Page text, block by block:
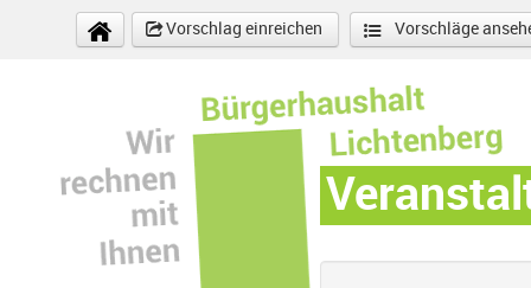
Direkt zum Inhalt
Vorschlag einreichen
Vorschläge